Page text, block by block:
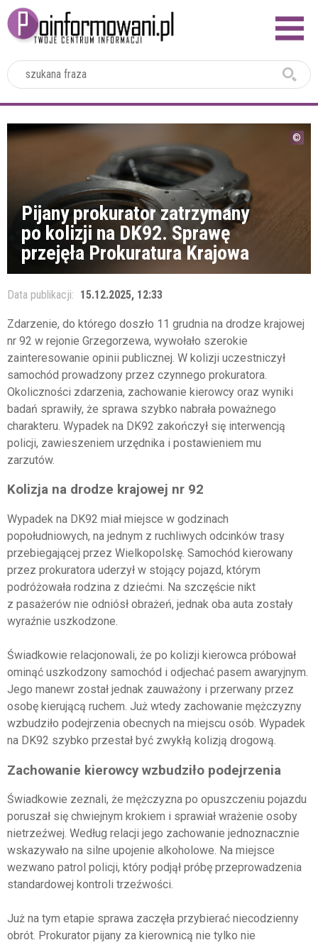
Pijany prokurator zatrzymany
po kolizji na DK92. Sprawę
przejęła Prokuratura Krajowa
Data publikacji: 15.12.2025, 12:33
Zdarzenie, do którego doszło 11 grudnia na drodze krajowej
nr 92 w rejonie Grzegorzewa, wywołało szerokie
zainteresowanie opinii publicznej. W kolizji uczestniczył
samochód prowadzony przez czynnego prokuratora.
Okoliczności zdarzenia, zachowanie kierowcy oraz wyniki
badań sprawiły, że sprawa szybko nabrała poważnego
charakteru. Wypadek na DK92 zakończył się interwencją
policji, zawieszeniem urzędnika i postawieniem mu
zarzutów.
Kolizja na drodze krajowej nr 92
Wypadek na DK92 miał miejsce w godzinach
popołudniowych, na jednym z ruchliwych odcinków trasy
przebiegającej przez Wielkopolskę. Samochód kierowany
przez prokuratora uderzył w stojący pojazd, którym
podróżowała rodzina z dziećmi. Na szczęście nikt
z pasażerów nie odniósł obrażeń, jednak oba auta zostały
wyraźnie uszkodzone.
Świadkowie relacjonowali, że po kolizji kierowca próbował
ominąć uszkodzony samochód i odjechać pasem awaryjnym.
Jego manewr został jednak zauważony i przerwany przez
osobę kierującą ruchem. Już wtedy zachowanie mężczyzny
wzbudziło podejrzenia obecnych na miejscu osób. Wypadek
na DK92 szybko przestał być zwykłą kolizją drogową.
Zachowanie kierowcy wzbudziło podejrzenia
Świadkowie zeznali, że mężczyzna po opuszczeniu pojazdu
poruszał się chwiejnym krokiem i sprawiał wrażenie osoby
nietrzeźwej. Według relacji jego zachowanie jednoznacznie
wskazywało na silne upojenie alkoholowe. Na miejsce
wezwano patrol policji, który podjął próbę przeprowadzenia
standardowej kontroli trzeźwości.
Już na tym etapie sprawa zaczęła przybierać niecodzienny
obrót. Prokurator pijany za kierownicą nie tylko nie